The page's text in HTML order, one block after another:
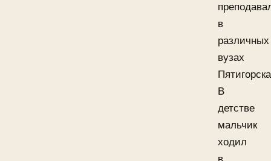
в
различных
вузах
В
детстве
мальчик
ходил
в